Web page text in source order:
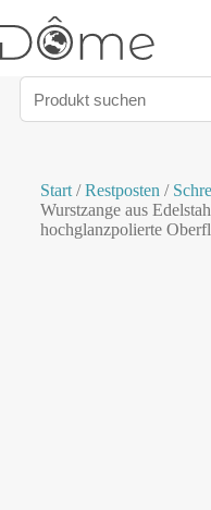
Start/Restposten /
Wurstzange aus
hochglanzpolierte